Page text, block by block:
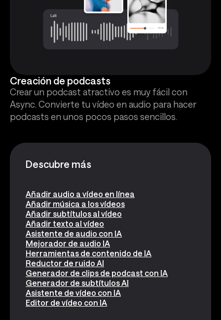
Creación de podcasts
Crear un podcast atractivo es muy fácil con
Async. Convierte tu vídeo en audio para hacer
podcasts en unos pocos pasos sencillos.
Descubre más
Añadir audio a vídeo en línea
Añadir música a los vídeos
Añadir subtítulos al vídeo
Añadir texto al vídeo
Asistente de audio con IA
Mejorador de audio IA
Herramientas de contenido de IA
Reductor de ruido AI
Generador de clips de podcast con IA
Generador de subtítulos AI
Asistente de vídeo con IA
Editor de vídeo con IA